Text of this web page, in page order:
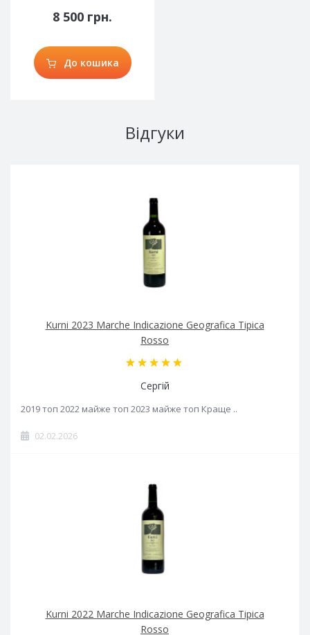
8 500 грн.
До кошика
Відгуки
Kurni 2023 Marche Indicazione Geografica Tipica
Rosso
Сергій
2019 топ 2022 майже топ 2023 майже топ Краще ..
02.02.2026
Kurni 2022 Marche Indicazione Geografica Tipica
Rosso